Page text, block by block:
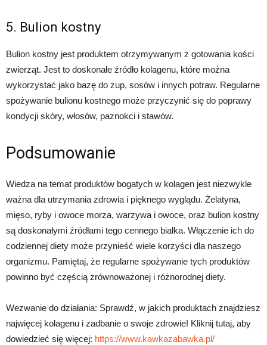
5. Bulion kostny
Bulion kostny jest produktem otrzymywanym z gotowania kości
zwierząt. Jest to doskonałe źródło kolagenu, które można
wykorzystać jako bazę do zup, sosów i innych potraw. Regularne
spożywanie bulionu kostnego może przyczynić się do poprawy
kondycji skóry, włosów, paznokci i stawów.
Podsumowanie
Wiedza na temat produktów bogatych w kolagen jest niezwykle
ważna dla utrzymania zdrowia i pięknego wyglądu. Żelatyna,
mięso, ryby i owoce morza, warzywa i owoce, oraz bulion kostny
są doskonałymi źródłami tego cennego białka. Włączenie ich do
codziennej diety może przynieść wiele korzyści dla naszego
organizmu. Pamiętaj, że regularne spożywanie tych produktów
powinno być częścią zrównoważonej i różnorodnej diety.
Wezwanie do działania: Sprawdź, w jakich produktach znajdziesz
najwięcej kolagenu i zadbanie o swoje zdrowie! Kliknij tutaj, aby
dowiedzieć się więcej: https://www.kawkazabawka.pl/